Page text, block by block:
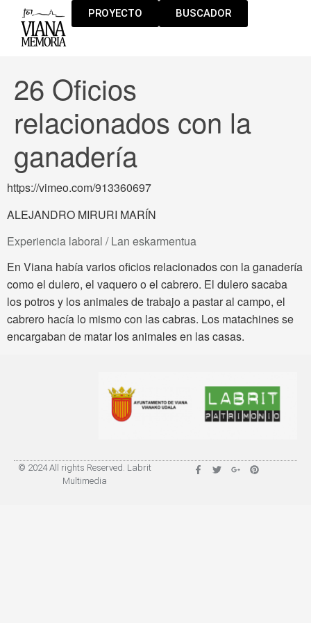
PROYECTO BUSCADOR
26 Oficios
relacionados con la
ganadería
https://vimeo.com/913360697
ALEJANDRO MIRURI MARÍN
Experiencia laboral / Lan eskarmentua
En Viana había varios oficios relacionados con la ganadería
como el dulero, el vaquero o el cabrero. El dulero sacaba
los potros y los animales de trabajo a pastar al campo, el
cabrero hacía lo mismo con las cabras. Los matachines se
encargaban de matar los animales en las casas.
© 2024 All rights Reserved. Labrit
Multimedia